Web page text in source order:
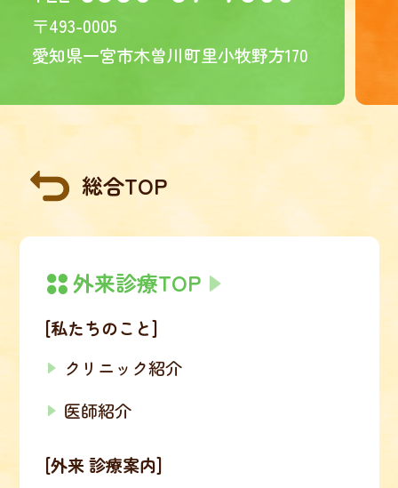
〒493-0005
愛知県一宮市木曽川町里小牧野方170
総合TOP
外来診療TOP
[私たちのこと]
クリニック紹介
医師紹介
[外来 診療案内]